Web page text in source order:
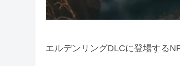
エルデンリングDLCに登場する